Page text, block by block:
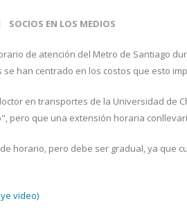
SOCIOS EN LOS MEDIOS
de atención del Metro de Santiago
han centrado en los costos que esto
en transportes de la Universidad de
pero que una extensión horaria
horario, pero debe ser gradual, ya que
video)